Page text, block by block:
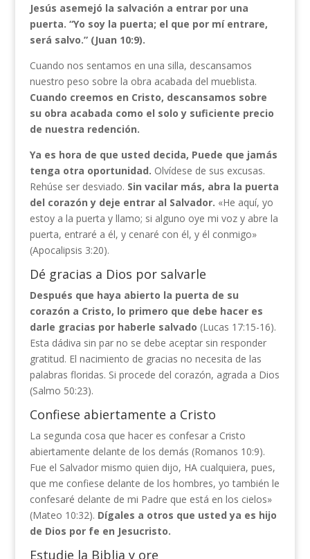
Jesús asemejó la salvación a entrar por una
puerta. “Yo soy la puerta; el que por mí entrare,
será salvo.” (Juan 10:9).
Cuando nos sentamos en una silla, descansamos
nuestro peso sobre la obra acabada del mueblista.
Cuando creemos en Cristo, descansamos sobre
su obra acabada como el solo y suficiente precio
de nuestra redención.
Ya es hora de que usted decida, Puede que jamás
tenga otra oportunidad. Olvídese de sus excusas.
Rehúse ser desviado. Sin vacilar más, abra la puerta
del corazón y deje entrar al Salvador. «He aquí, yo
estoy a la puerta y llamo; si alguno oye mi voz y abre la
puerta, entraré a él, y cenaré con él, y él conmigo»
(Apocalipsis 3:20).
Dé gracias a Dios por salvarle
Después que haya abierto la puerta de su
corazón a Cristo, lo primero que debe hacer es
darle gracias por haberle salvado (Lucas 17:15-16).
Esta dádiva sin par no se debe aceptar sin responder
gratitud. El nacimiento de gracias no necesita de las
palabras floridas. Si procede del corazón, agrada a Dios
(Salmo 50:23).
Confiese abiertamente a Cristo
La segunda cosa que hacer es confesar a Cristo
abiertamente delante de los demás (Romanos 10:9).
Fue el Salvador mismo quien dijo, HA cualquiera, pues,
que me confiese delante de los hombres, yo también le
confesaré delante de mi Padre que está en los cielos»
(Mateo 10:32). Dígales a otros que usted ya es hijo
de Dios por fe en Jesucristo.
Estudie la Biblia y ore